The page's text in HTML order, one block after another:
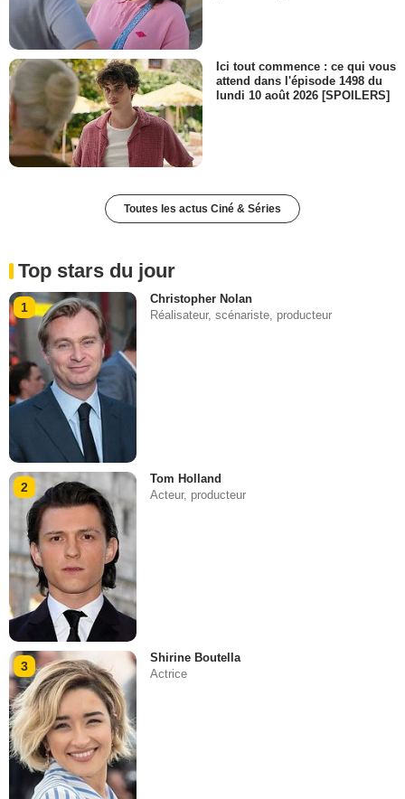
Ici tout commence : ce qui vous
attend dans l'épisode 1498 du
lundi 10 août 2026 [SPOILERS]
Toutes les actus Ciné & Séries
Top stars du jour
1
Christopher Nolan
Réalisateur, scénariste, producteur
2
Tom Holland
Acteur, producteur
3
Shirine Boutella
Actrice